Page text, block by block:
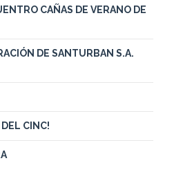
CAÑAS DE VERANO DE
DE SANTURBAN S.A.
CINC!